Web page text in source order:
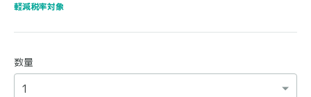
軽減税率対象
数量